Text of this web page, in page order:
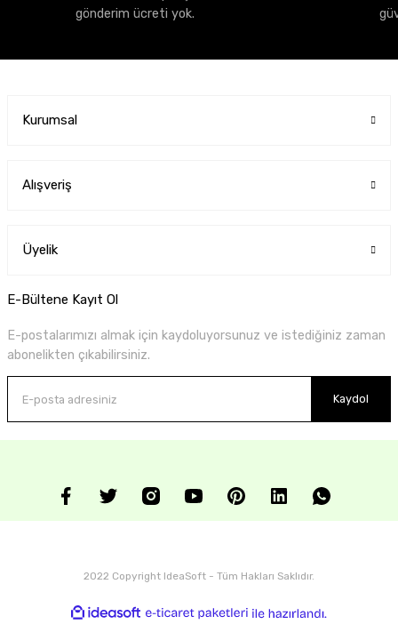
gönderim ücreti yok.
Kurumsal
Alışveriş
Üyelik
E-Bültene Kayıt Ol
E-postalarımızı almak için kaydoluyorsunuz ve istediğiniz zaman
abonelikten çıkabilirsiniz.
Kaydol
2022 Copyright IdeaSoft - Tüm Hakları Saklıdır.
ideasoft
e-